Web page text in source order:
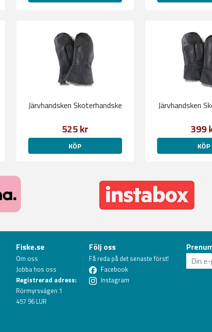
Järvhandsken Skoterhandske
525 kr
KÖP
Järvhandsken
399
KÖP
Fiske.se
Om oss
Jobba hos oss
Registrerad adress:
Rörmyrsvägen 1
457 96 LUR
Följ oss
Få reda på det senaste först!
Facebook
Instagram